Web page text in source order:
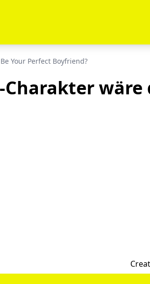
Your Perfect Boyfriend?